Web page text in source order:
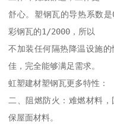
舒心。塑钢瓦的导热系数
彩钢瓦的1/2000，所以
不加装任何隔热降温设施
佳，完全能够满足需求。
虹塑建材塑钢瓦更多特性：
二、阻燃防火：难燃材料
保屋面材料。